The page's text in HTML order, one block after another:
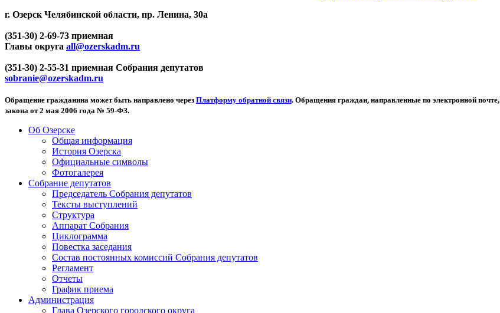
г. Озерск Челябинской области, пр. Ленина, 30а
(351-30) 2-69-73 приемная
Главы округа all@ozerskadm.ru
(351-30) 2-55-31 приемная Собрания депутатов
sobranie@ozerskadm.ru
Обращение гражданина может быть направлено через Платформу обратной связи. Обращения граждан, направленные по электронной почте,
закона от 2 мая 2006 года № 59-ФЗ.
Об Озерске
Общая информация
История Озерска
Официальные символы
Фотогалерея
Собрание депутатов
Председатель Собрания депутатов
Тексты выступлений
Структура
Аппарат Собрания
Циклограмма
Повестка заседания
Состав постоянных комиссий Собрания депутатов
Регламент
Отчеты
График приема
Администрация
Глава Озерского городского округа